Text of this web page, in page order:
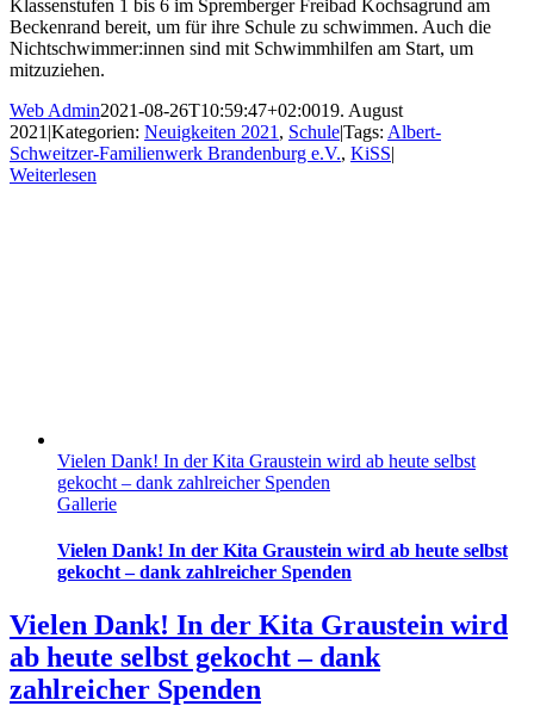
Klassenstufen 1 bis 6 im Spremberger Freibad Kochsagrund am
Beckenrand bereit, um für ihre Schule zu schwimmen. Auch die
Nichtschwimmer:innen sind mit Schwimmhilfen am Start, um
mitzuziehen.
Web Admin2021-08-26T10:59:47+02:0019. August
2021 |Kategorien: Neuigkeiten 2021 , Schule|Tags: Albert-
Schweitzer-Familienwerk Brandenburg e.V., KiSS|
Weiterlesen
Vielen Dank! In der Kita Graustein wird ab heute selbst
gekocht – dank zahlreicher Spenden
Gallerie
Vielen Dank! In der Kita Graustein wird ab heute selbst
gekocht – dank zahlreicher Spenden
Vielen Dank! In der Kita Graustein wird
ab heute selbst gekocht – dank
zahlreicher Spenden